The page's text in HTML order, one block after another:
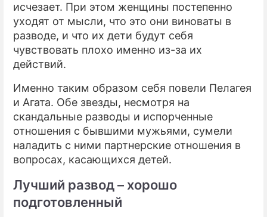
исчезает. При этом женщины постепенно
уходят от мысли, что это они виноваты в
разводе, и что их дети будут себя
чувствовать плохо именно из-за их
действий.
Именно таким образом себя повели Пелагея
и Агата. Обе звезды, несмотря на
скандальные разводы и испорченные
отношения с бывшими мужьями, сумели
наладить с ними партнерские отношения в
вопросах, касающихся детей.
Лучший развод – хорошо
подготовленный